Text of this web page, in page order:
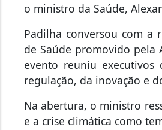
o ministro da Saúde,
Padilha conversou com a
de Saúde promovido pela
evento reuniu
regulação, da inovação e
Na abertura, o ministro
e a crise climática como